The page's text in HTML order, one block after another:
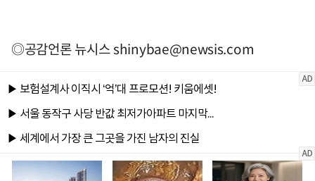
◎공감언론 뉴시스shinybae@newsis.com